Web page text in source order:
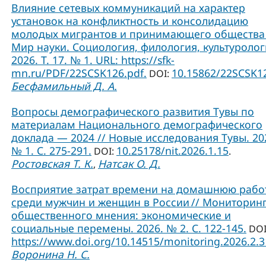
Влияние сетевых коммуникаций на характер
установок на конфликтность и консолидацию
молодых мигрантов и принимающего
Мир науки. Социология, филология,
2026. Т. 17. № 1. URL: https://sfk-
mn.ru/PDF/22SCSK126.pdf. DOI: 10.15862/
Бесфамильный Д. А.
Вопросы демографического развития Тувы по
материалам Национального демографического
доклада — 2024 // Новые исследования Тувы.
№ 1. С. 275-291. DOI: 10.25178/nit.2026.1.15.
Ростовская Т. К., Натсак О. Д.
Восприятие затрат времени на домашнюю
среди мужчин и женщин в России //
общественного мнения: экономические и
социальные перемены. 2026. № 2. С. 122-145.
https://www.doi.org/10.14515/
Воронина Н. С.